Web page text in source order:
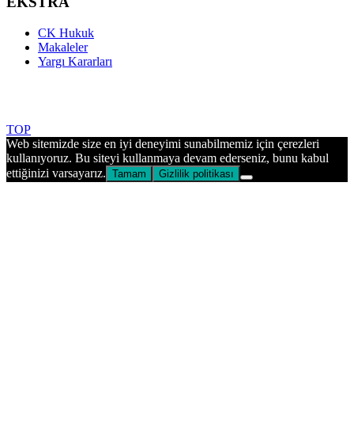
CK Hukuk
Makaleler
Yargı Kararları
TOP
Web sitemizde size en iyi deneyimi sunabilmemiz için çerezleri
kullanıyoruz. Bu siteyi kullanmaya devam ederseniz, bunu kabul
ettiğinizi varsayarız. Tamam Gizlilik politikası